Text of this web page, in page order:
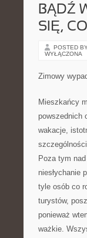
BĄDŹ
SIĘ,
POSTED
WYŁĄCZONA
Zimowy
Mieszkańcy
powszednich
wakacje,
Poza tym
niesłychanie
tyle osób co
turystów,
ponieważ
ważkie.